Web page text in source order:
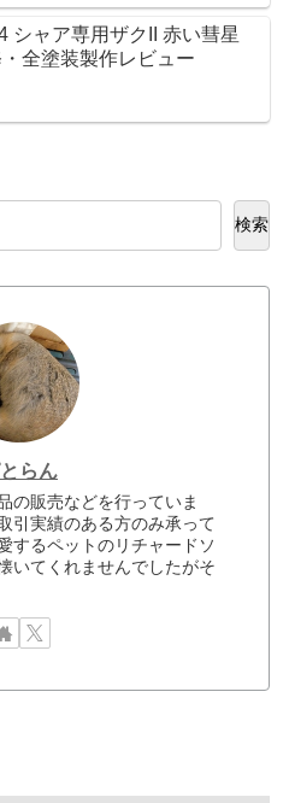
シャア専用ザクII 赤い彗星
・全塗装製作レビュー
検索
らん
の販売などを行っていま
引実績のある方のみ承って
するペットのリチャードソ
いてくれませんでしたがそ